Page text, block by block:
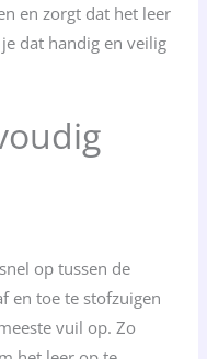
en zorgt dat het leer
dat handig en veilig
op tussen de
en toe te stofzuigen
vuil op. Zo